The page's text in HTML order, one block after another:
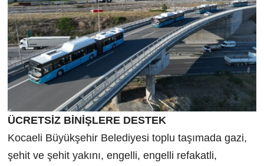
ÜCRETSİZ BİNİŞLERE DESTEK
Kocaeli Büyükşehir Belediyesi toplu taşımada gazi,
şehit ve şehit yakını, engelli, engelli refakatli,